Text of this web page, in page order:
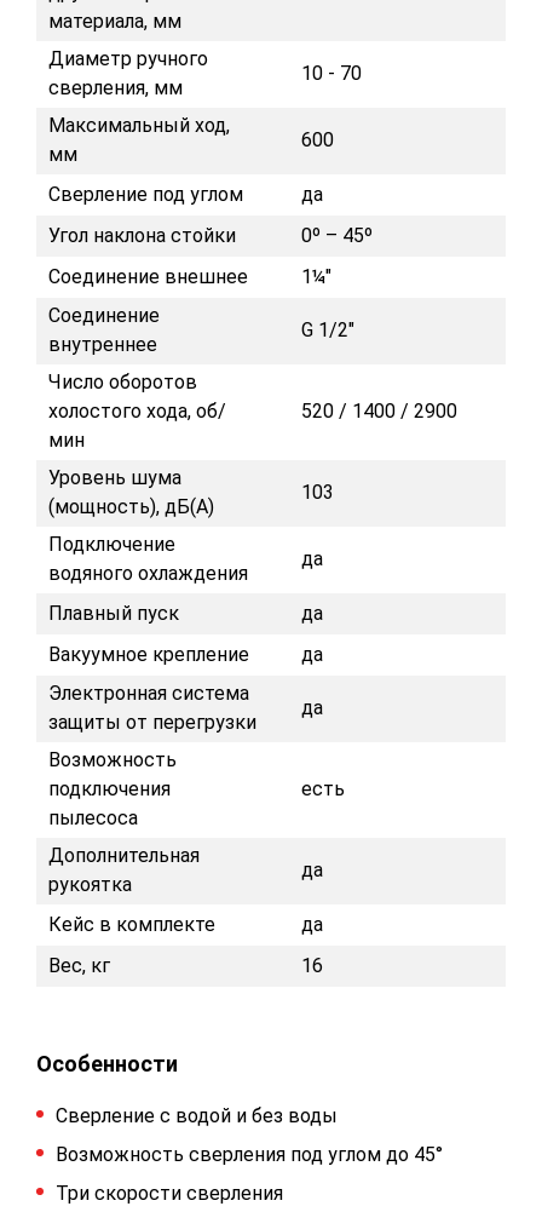
материала, мм
Диаметр ручного
сверления, мм
10 - 70
Максимальный ход,
мм
600
Сверление под углом
да
Угол наклона стойки
0º – 45º
Соединение внешнее
1¼"
Соединение
внутреннее
G 1/2"
Число оборотов
холостого хода, об/
мин
520 / 1400 / 2900
Уровень шума
(мощность), дБ(А)
103
Подключение
водяного охлаждения
да
Плавный пуск
да
Вакуумное крепление
да
Электронная система
защиты от перегрузки
да
Возможность
подключения
пылесоса
есть
Дополнительная
рукоятка
да
Кейс в комплекте
да
Вес, кг
16
Особенности
Сверление с водой и без воды
Возможность сверления под углом до 45°
Три скорости сверления